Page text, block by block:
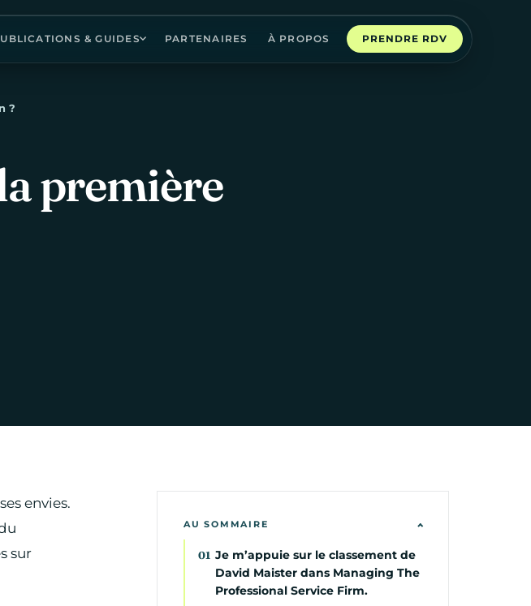
& GUIDES PARTENAIRES À PROPOS PRENDRE RDV
?
première
envies.
sur
AU SOMMAIRE
Je m’appuie sur le classement de
David Maister dans Managing The
Professional Service Firm.